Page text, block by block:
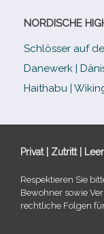
NORDISCHE
Schlösser auf
Danewerk |
Haithabu |
Privat | Zutritt |
Respektieren Sie
Bewohner sowie
recht­li­che Folgen